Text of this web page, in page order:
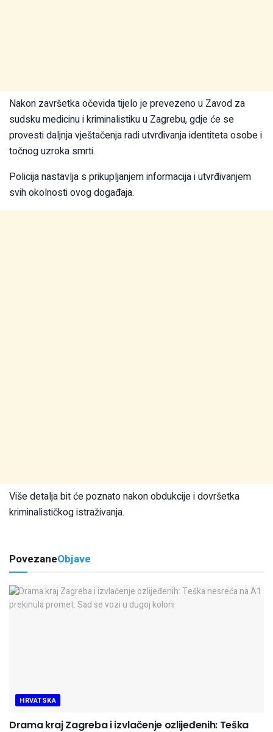
Nakon završetka očevida tijelo je prevezeno u Zavod za
sudsku medicinu i kriminalistiku u Zagrebu, gdje će se
provesti daljnja vještačenja radi utvrđivanja identiteta osobe i
točnog uzroka smrti.
Policija nastavlja s prikupljanjem informacija i utvrđivanjem
svih okolnosti ovog događaja.
Više detalja bit će poznato nakon obdukcije i dovršetka
kriminalističkog istraživanja.
PovezaneObjave
HRVATSKA
Drama kraj Zagreba i izvlačenje ozlijeđenih: Teška